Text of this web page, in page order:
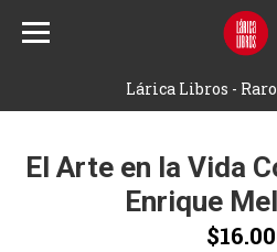
Lárica Libros -
El Arte en la Vida
Enrique